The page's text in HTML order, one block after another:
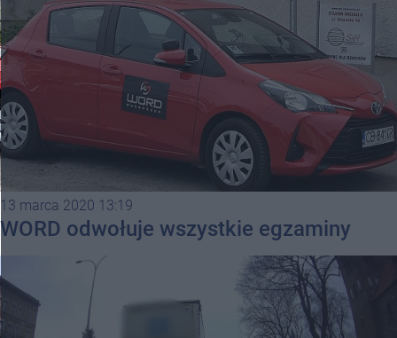
13 marca 2020 13:19
WORD odwołuje wszystkie egzaminy